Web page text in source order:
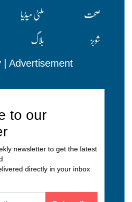
صحت
ملٹی میڈیا
شوبز
بلاگ
Advertisement
to our
newsletter to get the latest
directly in your inbox.